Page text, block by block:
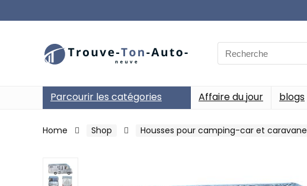
Search
for:
Parcourir les catégories Affaire du jour blogs
Home Shop Housses pour camping-car et caravane